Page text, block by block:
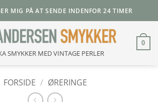
MIG PÅ AT SENDE INDENFOR 24 TIMER
SMYKKER MED VINTAGE PERLER
0
FORSIDE / ØRERINGE